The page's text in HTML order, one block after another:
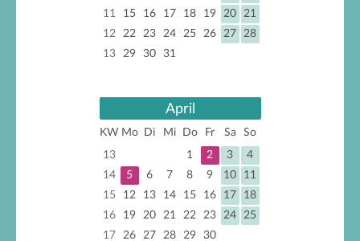
11
15 16 17 18 19 20
21
12
22 23 24 25 26 27
28
13
29 30 31
April
KW Mo Di Mi Do Fr Sa
So
13
1 2 3
4
14
5 6 7 8 9 10
11
15
12 13 14 15 16 17
18
16
19 20 21 22 23 24
25
17
26 27 28 29 30